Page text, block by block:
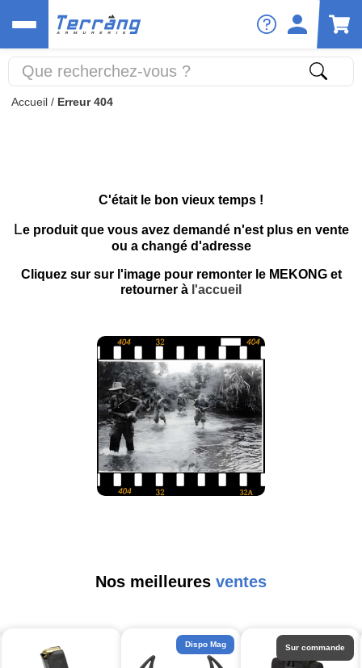
Accueil / Erreur 404
C'était le bon vieux temps !
Le produit que vous avez demandé n'est plus en vente
ou a changé d'adresse
Cliquez sur sur l'image pour remonter le MEKONG et
retourner à l'accueil
Nos meilleures ventes
Dispo Mag Sur commande